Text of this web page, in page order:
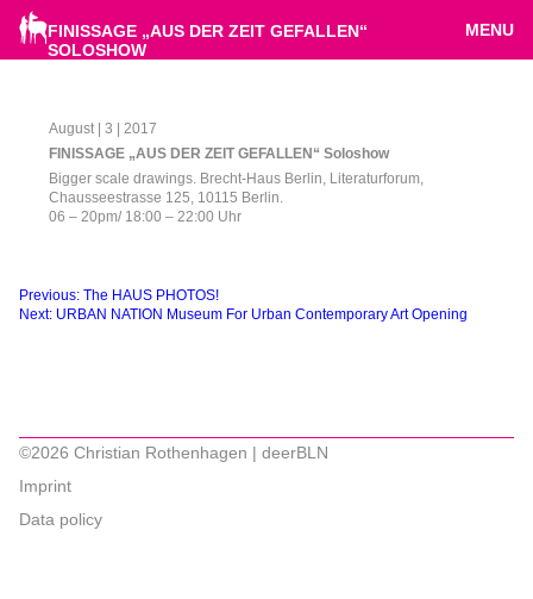
FINISSAGE „AUS DER ZEIT GEFALLEN“
SOLOSHOW
MENU
August | 3 | 2017
FINISSAGE „AUS DER ZEIT GEFALLEN“ Soloshow
Bigger scale drawings. Brecht-Haus Berlin, Literaturforum,
Chausseestrasse 125, 10115 Berlin.
06 – 20pm/ 18:00 – 22:00 Uhr
Beitragsnavigation
Previous: The HAUS PHOTOS!
Next: URBAN NATION Museum For Urban Contemporary Art Opening
©2026 Christian Rothenhagen | deerBLN
Imprint
Data policy